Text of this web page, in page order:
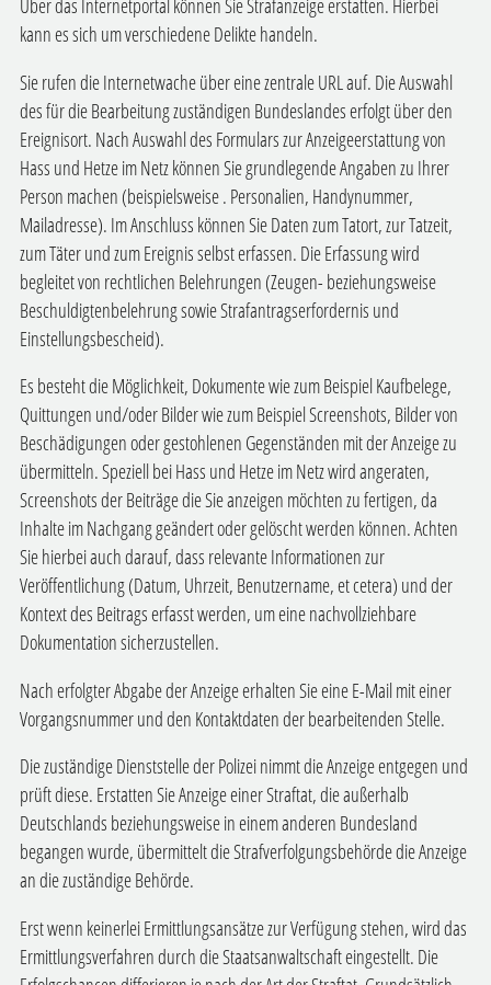
Über das Internetportal können Sie Strafanzeige erstatten. Hierbei
kann es sich um verschiedene Delikte handeln.
Sie rufen die Internetwache über eine zentrale URL auf. Die Auswahl
des für die Bearbeitung zuständigen Bundeslandes erfolgt über den
Ereignisort. Nach Auswahl des Formulars zur Anzeigeerstattung von
Hass und Hetze im Netz können Sie grundlegende Angaben zu Ihrer
Person machen (beispielsweise . Personalien, Handynummer,
Mailadresse). Im Anschluss können Sie Daten zum Tatort, zur Tatzeit,
zum Täter und zum Ereignis selbst erfassen. Die Erfassung wird
begleitet von rechtlichen Belehrungen (Zeugen- beziehungsweise
Beschuldigtenbelehrung sowie Strafantragserfordernis und
Einstellungsbescheid).
Es besteht die Möglichkeit, Dokumente wie zum Beispiel Kaufbelege,
Quittungen und/oder Bilder wie zum Beispiel Screenshots, Bilder von
Beschädigungen oder gestohlenen Gegenständen mit der Anzeige zu
übermitteln. Speziell bei Hass und Hetze im Netz wird angeraten,
Screenshots der Beiträge die Sie anzeigen möchten zu fertigen, da
Inhalte im Nachgang geändert oder gelöscht werden können. Achten
Sie hierbei auch darauf, dass relevante Informationen zur
Veröffentlichung (Datum, Uhrzeit, Benutzername, et cetera) und der
Kontext des Beitrags erfasst werden, um eine nachvollziehbare
Dokumentation sicherzustellen.
Nach erfolgter Abgabe der Anzeige erhalten Sie eine E-Mail mit einer
Vorgangsnummer und den Kontaktdaten der bearbeitenden Stelle.
Die zuständige Dienststelle der Polizei nimmt die Anzeige entgegen und
prüft diese. Erstatten Sie Anzeige einer Straftat, die außerhalb
Deutschlands beziehungsweise in einem anderen Bundesland
begangen wurde, übermittelt die Strafverfolgungsbehörde die Anzeige
an die zuständige Behörde.
Erst wenn keinerlei Ermittlungsansätze zur Verfügung stehen, wird das
Ermittlungsverfahren durch die Staatsanwaltschaft eingestellt. Die